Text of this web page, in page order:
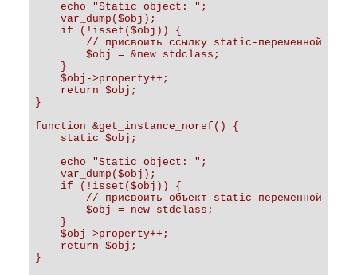
    echo "Static object: ";
    var_dump($obj);
    if (!isset($obj)) {
        // присвоить ссылку static-переменной
        $obj = &new stdclass;
    }
    $obj->property++;
    return $obj;
}
function &get_instance_noref() {
    static $obj;
    echo "Static object: ";
    var_dump($obj);
    if (!isset($obj)) {
        // присвоить объект static-переменной
        $obj = new stdclass;
    }
    $obj->property++;
    return $obj;
}